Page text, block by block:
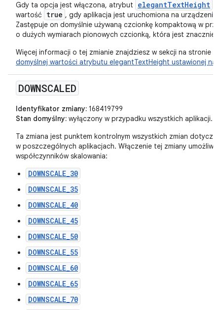
Gdy ta opcja jest włączona, atrybut elegantTextHeight
wartość true , gdy aplikacja jest uruchomiona na urządzeniu
Zastępuje on domyślnie używaną czcionkę kompaktową w
o dużych wymiarach pionowych czcionką, która jest znacznie
Więcej informacji o tej zmianie znajdziesz w sekcji na stronie
domyślnej wartości atrybutu elegantTextHeight ustawionej na
DOWNSCALED
Identyfikator zmiany: 168419799
Stan domyślny: wyłączony w przypadku wszystkich aplikacji.
Ta zmiana jest punktem kontrolnym wszystkich zmian
w poszczególnych aplikacjach. Włączenie tej zmiany
współczynników skalowania:
DOWNSCALE_30
DOWNSCALE_35
DOWNSCALE_40
DOWNSCALE_45
DOWNSCALE_50
DOWNSCALE_55
DOWNSCALE_60
DOWNSCALE_65
DOWNSCALE_70